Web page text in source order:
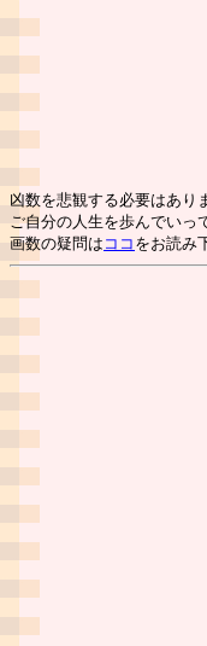
凶数を悲観する必要はあり
ご自分の人生を歩んでいっ
画数の疑問は ココ をお読み